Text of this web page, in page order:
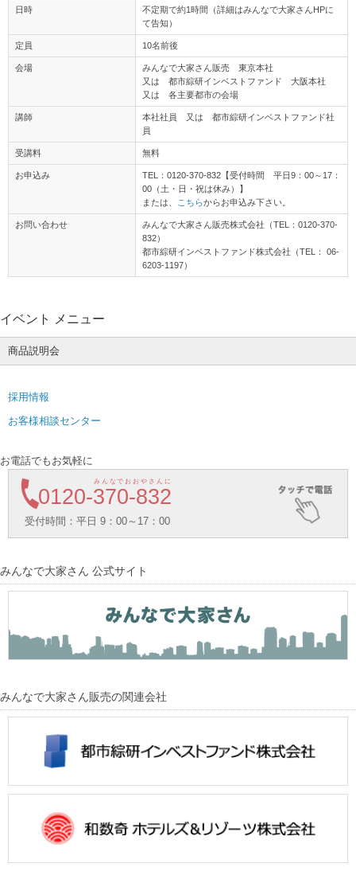
日時
不定期で約1時間（詳細はみんなで大家さんHPに
て告知）
定員 10名前後
会場
みんなで大家さん販売 東京本社
又は 都市綜研インベストファンド 大阪本社
又は 各主要都市の会場
講師
本社社員 又は 都市綜研インベストファンド社
員
受講料 無料
お申込み
TEL：0120-370-832【受付時間 平日9：00～17：
00（土・日・祝は休み）】
または、
こちらからお申込み下さい。
お問い合わせ
みんなで大家さん販売株式会社（TEL：0120-370-
832）
都市綜研インベストファンド株式会社（TEL： 06-
6203-1197）
イベント メニュー
商品説明会
採用情報
お客様相談センター
お電話でもお気軽に
0120-370-832
みんなでおおやさんに
受付時間：平日 9：00～17：00
みんなで大家さん 公式サイト
みんなで大家さん販売の関連会社